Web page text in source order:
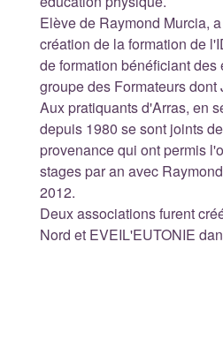
Elève de Raymond Murcia,
création de la formation de
de formation bénéficiant des
groupe des Formateurs dont
Aux pratiquants d'Arras, en
depuis 1980 se sont joints
provenance qui ont permis
stages par an avec
2012.
Deux associations furent
Nord et EVEIL'EUTONIE